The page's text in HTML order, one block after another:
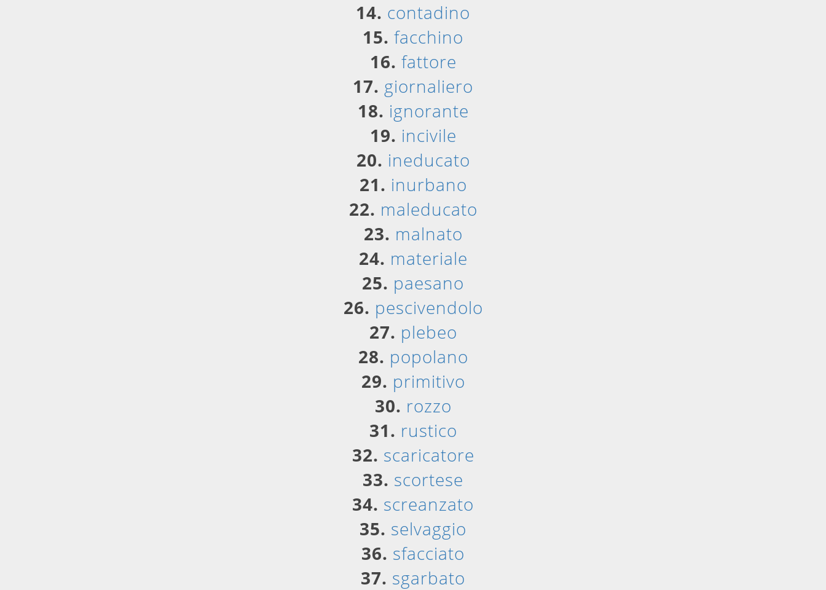
14. contadino
15. facchino
16. fattore
17. giornaliero
18. ignorante
19. incivile
20. ineducato
21. inurbano
22. maleducato
23. malnato
24. materiale
25. paesano
26. pescivendolo
27. plebeo
28. popolano
29. primitivo
30. rozzo
31. rustico
32. scaricatore
33. scortese
34. screanzato
35. selvaggio
36. sfacciato
37. sgarbato